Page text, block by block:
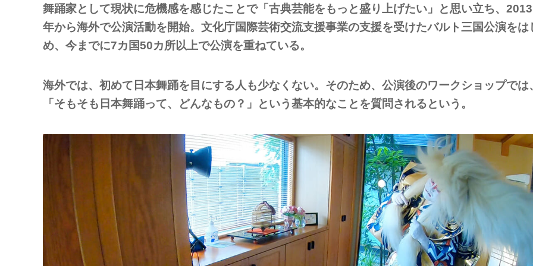
舞踊家として現状に危機感を感じたことで「古典芸能をもっと盛り上げたい」と思い立ち、2013
年から海外で公演活動を開始。文化庁国際芸術交流支援事業の支援を受けたバルト三国公演をは
め、今までに7カ国50カ所以上で公演を重ねている。
海外では、初めて日本舞踊を目にする人も少なくない。そのため、公演後のワークショップでは
「そもそも日本舞踊って、どんなもの？」という基本的なことを質問されるという。